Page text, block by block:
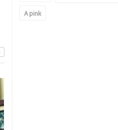
A pink